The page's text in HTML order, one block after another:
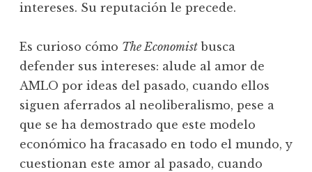
intereses. Su reputación le precede.
Es curioso cómo The Economist busca
defender sus intereses: alude al amor de
AMLO por ideas del pasado, cuando ellos
siguen aferrados al neoliberalismo, pese a
que se ha demostrado que este modelo
económico ha fracasado en todo el mundo, y
cuestionan este amor al pasado, cuando